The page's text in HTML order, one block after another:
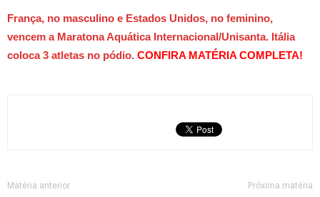
França, no masculino e Estados Unidos, no feminino,
vencem a Maratona Aquática Internacional/Unisanta. Itália
coloca 3 atletas no pódio. CONFIRA MATÉRIA COMPLETA!
Matéria anterior Próxima matéria